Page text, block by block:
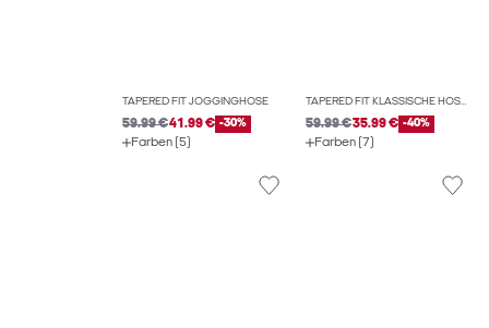
TAPERED FIT JOGGINGHOSE
59.99 €41.99 € -30%
Farben (5)
TAPERED FIT KLASSISCHE HOSEN
59.99 €35.99 € -40%
Farben (7)